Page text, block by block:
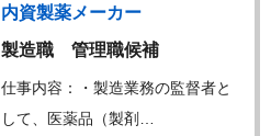
内資製薬メーカー
製造職 管理職候補
仕事内容：・製造業務の監督者と
して、医薬品（製剤…